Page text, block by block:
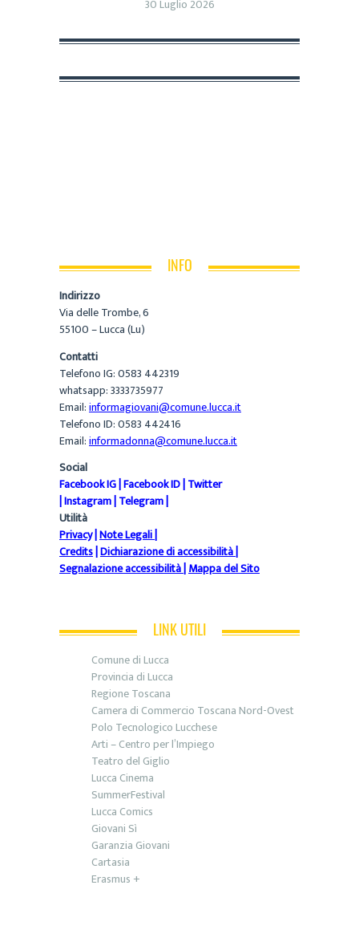
30 Luglio 2026
INFO
Indirizzo
Via delle Trombe, 6
55100 – Lucca (Lu)
Contatti
Telefono IG: 0583 442319
whatsapp: 3333735977
Email:informagiovani@comune.lucca.it
Telefono ID: 0583 442416
Email:informadonna@comune.lucca.it
Social
Facebook IG|Facebook ID|Twitter
|Instagram|Telegram|
Utilità
Privacy|Note Legali|
Credits|Dichiarazione di accessibilità|
Segnalazione accessibilità|Mappa del Sito
LINK UTILI
Comune di Lucca
Provincia di Lucca
Regione Toscana
Camera di Commercio Toscana Nord-Ovest
Polo Tecnologico Lucchese
Arti – Centro per l’Impiego
Teatro del Giglio
Lucca Cinema
SummerFestival
Lucca Comics
Giovani Sì
Garanzia Giovani
Cartasia
Erasmus +